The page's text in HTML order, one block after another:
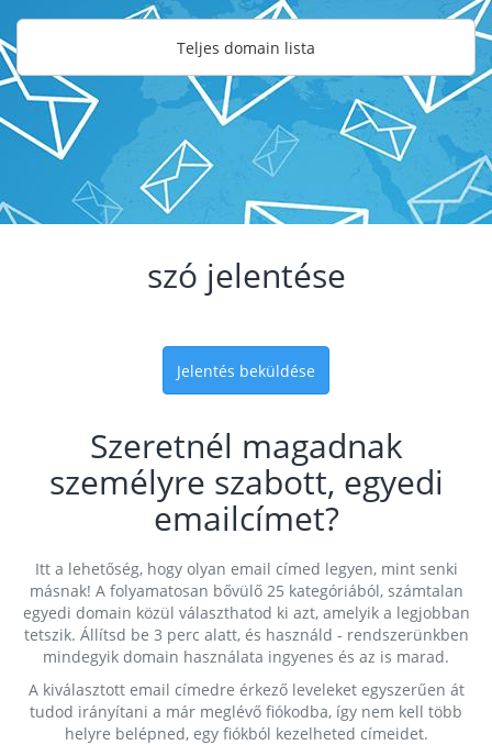
Teljes domain lista
szó jelentése
Jelentés beküldése
Szeretnél magadnak
személyre szabott, egyedi
emailcímet?
Itt a lehetőség, hogy olyan email címed legyen, mint senki
másnak! A folyamatosan bővülő 25 kategóriából, számtalan
egyedi domain közül választhatod ki azt, amelyik a legjobban
tetszik. Állítsd be 3 perc alatt, és használd - rendszerünkben
mindegyik domain használata ingyenes és az is marad.
A kiválasztott email címedre érkező leveleket egyszerűen át
tudod irányítani a már meglévő fiókodba, így nem kell több
helyre belépned, egy fiókból kezelheted címeidet.